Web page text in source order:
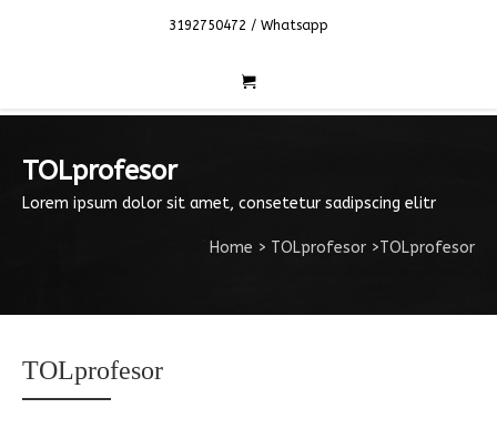
3192750472 / Whatsapp
TOLprofesor
Lorem ipsum dolor sit amet, consetetur sadipscing elitr
Home > TOLprofesor >TOLprofesor
TOLprofesor